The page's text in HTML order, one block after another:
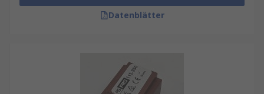
HaushaltsgeräteDatenblätter